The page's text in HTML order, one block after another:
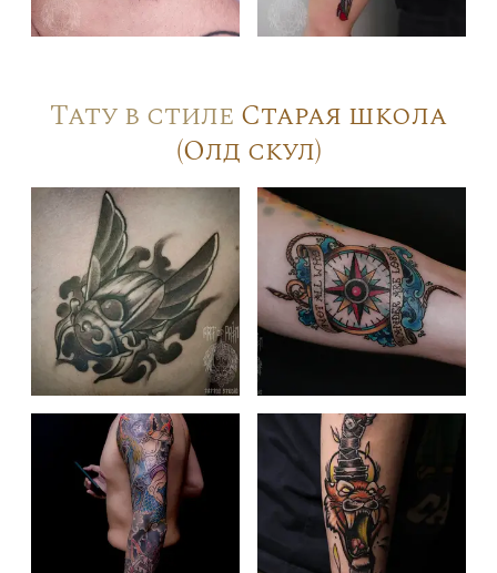
Тату в стиле Старая школа
(Олд скул)